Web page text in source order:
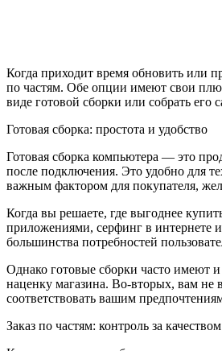
Когда приходит время обновить или
по частям. Обе опции имеют свои
виде готовой сборки или собрать его
Готовая сборка: простота и удобство
Готовая сборка компьютера — это
после подключения. Это удобно для
важным фактором для покупателя,
Когда вы решаете, где выгоднее
приложениями, серфинг в интернете
большинства потребностей
Однако готовые сборки часто имеют
наценку магазина. Во-вторых, вам не
соответствовать вашим
Заказ по частям: контроль за